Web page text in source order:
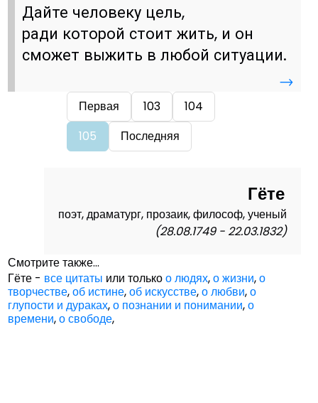
Дайте человеку цель,
ради которой стоит жить, и он
сможет выжить в любой ситуации.
→
Первая 103
104
105
Последняя
Гёте
поэт, драматург, прозаик, философ, ученый
(28.08.1749 - 22.03.1832)
Смотрите также...
Гёте - все цитаты или толькоо людях,о жизни,о
творчестве,об истине,об искусстве,о любви,о
глупости и дураках,о познании и понимании,о
времени,о свободе,